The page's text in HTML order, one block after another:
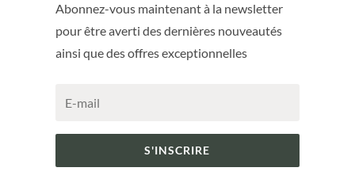
Abonnez-vous maintenant à la newsletter
pour être averti des dernières nouveautés
ainsi que des offres exceptionnelles
S'INSCRIRE